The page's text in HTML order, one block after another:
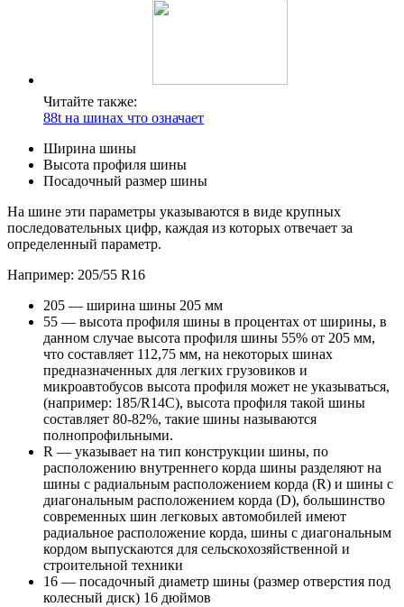
Читайте также:
88t на шинах что означает
Ширина шины
Высота профиля шины
Посадочный размер шины
На шине эти параметры указываются в виде крупных
последовательных цифр, каждая из которых отвечает за
определенный параметр.
Например: 205/55 R16
205 — ширина шины 205 мм
55 — высота профиля шины в процентах от ширины, в
данном случае высота профиля шины 55% от 205 мм,
что составляет 112,75 мм, на некоторых шинах
предназначенных для легких грузовиков и
микроавтобусов высота профиля может не указываться,
(например: 185/R14С), высота профиля такой шины
составляет 80-82%, такие шины называются
полнопрофильными.
R — указывает на тип конструкции шины, по
расположению внутреннего корда шины разделяют на
шины с радиальным расположением корда (R) и шины с
диагональным расположением корда (D), большинство
современных шин легковых автомобилей имеют
радиальное расположение корда, шины с диагональным
кордом выпускаются для сельскохозяйственной и
строительной техники
16 — посадочный диаметр шины (размер отверстия под
колесный диск) 16 дюймов